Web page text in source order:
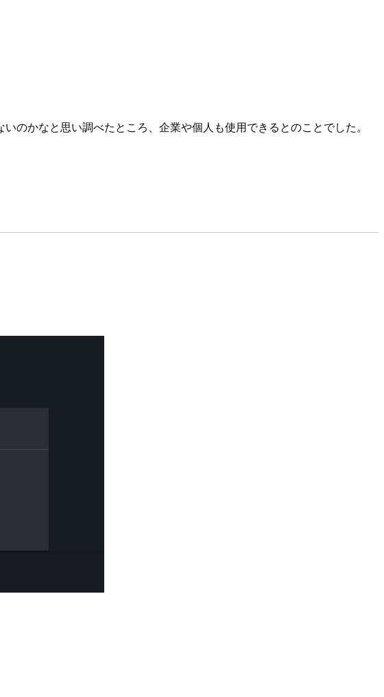
のかなと思い調べたところ、企業や個人も使用できるとのことでした。